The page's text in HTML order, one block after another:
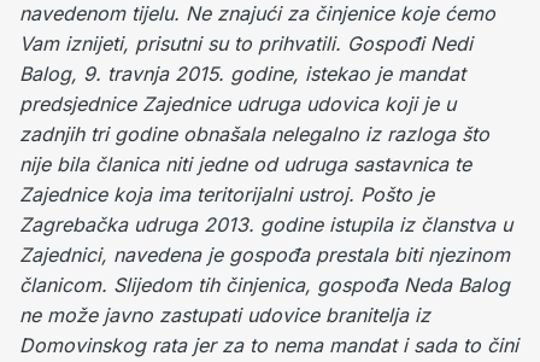
navedenom tijelu. Ne znajući za činjenice koje ćemo
Vam iznijeti, prisutni su to prihvatili. Gospođi Nedi
Balog, 9. travnja 2015. godine, istekao je mandat
predsjednice Zajednice udruga udovica koji je u
zadnjih tri godine obnašala nelegalno iz razloga što
nije bila članica niti jedne od udruga sastavnica te
Zajednice koja ima teritorijalni ustroj. Pošto je
Zagrebačka udruga 2013. godine istupila iz članstva u
Zajednici, navedena je gospođa prestala biti njezinom
članicom. Slijedom tih činjenica, gospođa Neda Balog
ne može javno zastupati udovice branitelja iz
Domovinskog rata jer za to nema mandat i sada to čini